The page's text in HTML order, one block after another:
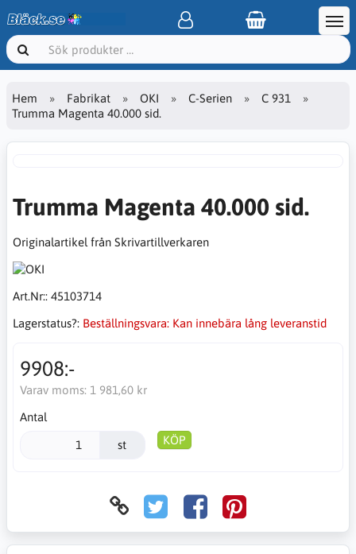
Hem Fabrikat OKI C-Serien
C 931
Trumma Magenta 40.000 sid.
Trumma Magenta 40.000 sid.
Originalartikel från Skrivartillverkaren
Art.Nr:: 45103714
Lagerstatus?: Beställningsvara: Kan innebära lång leveranstid
9908:-
Varav moms: 1 981,60 kr
Antal
st KÖP